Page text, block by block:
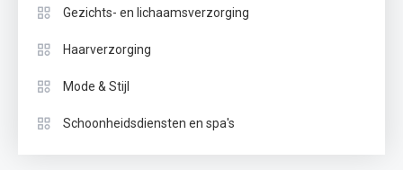
Gezichts- en lichaamsverzorging
Haarverzorging
Mode & Stijl
Schoonheidsdiensten en spa's